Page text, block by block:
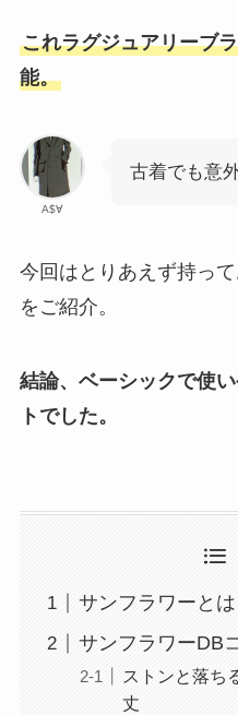
これラグジュアリーブ
能。
A$∀
古着でも意
今回はとりあえず持っ
をご紹介。
結論、ベーシックで使
トでした。
サンフラワーとは
サンフラワーDB
ストンと落ち
丈